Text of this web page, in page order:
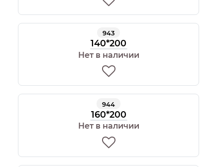
943
140*200
Нет в наличии
944
160*200
Нет в наличии